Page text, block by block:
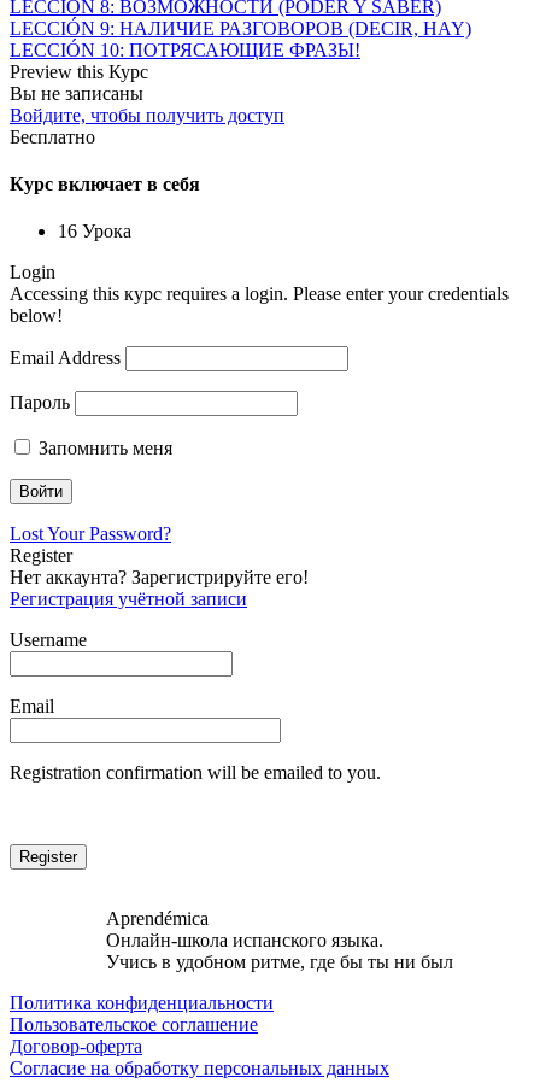
LECCIÓN 8: ВОЗМОЖНОСТИ (PODER Y SABER)
LECCIÓN 9: НАЛИЧИЕ РАЗГОВОРОВ (DECIR, HAY)
LECCIÓN 10: ПОТРЯСАЮЩИЕ ФРАЗЫ!
Preview this Курс
Вы не записаны
Войдите, чтобы получить доступ
Бесплатно
Курс включает в себя
16 Урока
Login
Accessing this курс requires a login. Please enter your credentials
below!
Email Address
Пароль
Запомнить меня
Lost Your Password?
Register
Нет аккаунта? Зарегистрируйте его!
Регистрация учётной записи
Username
Email
Registration confirmation will be emailed to you.
Aprendémica
Онлайн-школа испанского языка.
Учись в удобном ритме, где бы ты ни был
Политика конфиденциальности
Пользовательское соглашение
Договор-оферта
Согласие на обработку персональных данных